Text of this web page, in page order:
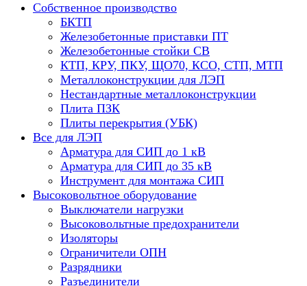
Собственное производство
БКТП
Железобетонные приставки ПТ
Железобетонные стойки СВ
КТП, КРУ, ПКУ, ЩО70, КСО, СТП, МТП
Металлоконструкции для ЛЭП
Нестандартные металлоконструкции
Плита ПЗК
Плиты перекрытия (УБК)
Все для ЛЭП
Арматура для СИП до 1 кВ
Арматура для СИП до 35 кВ
Инструмент для монтажа СИП
Высоковольтное оборудование
Выключатели нагрузки
Высоковольтные предохранители
Изоляторы
Ограничители ОПН
Разрядники
Разъединители